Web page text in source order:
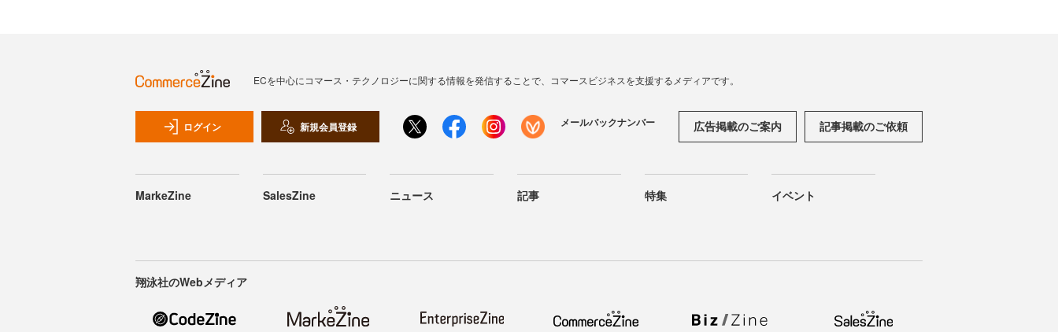
ECを中心にコマース・テクノロジーに関する情報を発信することで、コマースビジネスを支援するメディアです。
ログイン 新規会員登録 メールバックナンバー 広告掲載のご案内 記事掲載のご依頼
MarkeZine SalesZine ニュース 記事 特集 イベント
翔泳社のWebメディア